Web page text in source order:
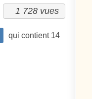
1 728 vues
qui contient 14